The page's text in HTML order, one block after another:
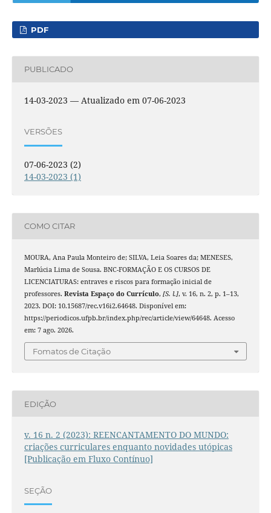
PDF
PUBLICADO
14-03-2023 — Atualizado em 07-06-2023
VERSÕES
07-06-2023 (2)
14-03-2023 (1)
COMO CITAR
MOURA, Ana Paula Monteiro de; SILVA, Leia Soares da; MENESES,
Marlúcia Lima de Sousa. BNC-FORMAÇÃO E OS CURSOS DE
LICENCIATURAS: entraves e riscos para formação inicial de
professores. Revista Espaço do Currículo, [S. l.], v. 16, n. 2, p. 1–13,
2023. DOI: 10.15687/rec.v16i2.64648. Disponível em:
https://periodicos.ufpb.br/index.php/rec/article/view/64648. Acesso
em: 7 ago. 2026.
Fomatos de Citação
EDIÇÃO
v. 16 n. 2 (2023): REENCANTAMENTO DO MUNDO:
criações curriculares enquanto novidades utópicas
[Publicação em Fluxo Contínuo]
SEÇÃO